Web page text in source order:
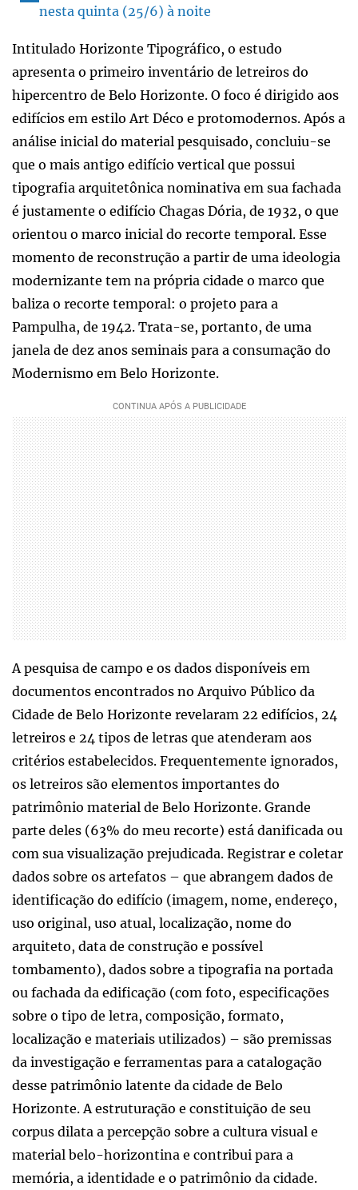
nesta quinta (25/6) à noite
Intitulado Horizonte Tipográfico, o estudo
apresenta o primeiro inventário de letreiros do
hipercentro de Belo Horizonte. O foco é dirigido aos
edifícios em estilo Art Déco e protomodernos. Após a
análise inicial do material pesquisado, concluiu-se
que o mais antigo edifício vertical que possui
tipografia arquitetônica nominativa em sua fachada
é justamente o edifício Chagas Dória, de 1932, o que
orientou o marco inicial do recorte temporal. Esse
momento de reconstrução a partir de uma ideologia
modernizante tem na própria cidade o marco que
baliza o recorte temporal: o projeto para a
Pampulha, de 1942. Trata-se, portanto, de uma
janela de dez anos seminais para a consumação do
Modernismo em Belo Horizonte.
A pesquisa de campo e os dados disponíveis em
documentos encontrados no Arquivo Público da
Cidade de Belo Horizonte revelaram 22 edifícios, 24
letreiros e 24 tipos de letras que atenderam aos
critérios estabelecidos. Frequentemente ignorados,
os letreiros são elementos importantes do
patrimônio material de Belo Horizonte. Grande
parte deles (63% do meu recorte) está danificada ou
com sua visualização prejudicada. Registrar e coletar
dados sobre os artefatos – que abrangem dados de
identificação do edifício (imagem, nome, endereço,
uso original, uso atual, localização, nome do
arquiteto, data de construção e possível
tombamento), dados sobre a tipografia na portada
ou fachada da edificação (com foto, especificações
sobre o tipo de letra, composição, formato,
localização e materiais utilizados) – são premissas
da investigação e ferramentas para a catalogação
desse patrimônio latente da cidade de Belo
Horizonte. A estruturação e constituição de seu
corpus dilata a percepção sobre a cultura visual e
material belo-horizontina e contribui para a
memória, a identidade e o patrimônio da cidade.